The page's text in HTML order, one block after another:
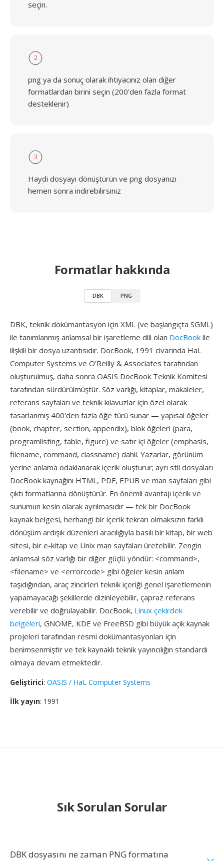
seçin.
2
png ya da sonuç olarak ihtiyacınız olan diğer
formatlardan birini seçin (200'den fazla format
desteklenir)
3
Haydi dosyayı dönüştürün ve png dosyanızı
hemen sonra indirebilirsiniz
Formatlar hakkında
DBK PNG
DBK, teknik dokümantasyon için XML (ve başlangıçta SGML)
ile tanımlanmış anlamsal bir işaretleme dili olan DocBook ile
ilişkili bir dosya uzantısıdır. DocBook, 1991 civarında HaL
Computer Systems ve O'Reilly & Associates tarafından
oluşturulmuş, daha sonra OASIS DocBook Teknik Komitesi
tarafından sürdürülmüştür. Söz varlığı, kitaplar, makaleler,
referans sayfaları ve teknik kılavuzlar için özel olarak
tasarlanmış 400'den fazla öğe türü sunar — yapısal öğeler
(book, chapter, section, appendix), blok öğeleri (para,
programlisting, table, figure) ve satır içi öğeler (emphasis,
filename, command, classname) dahil. Yazarlar, görünüm
yerine anlama odaklanarak içerik oluşturur; ayrı stil dosyaları
DocBook kaynağını HTML, PDF, EPUB ve man sayfaları gibi
çıktı formatlarına dönüştürür. En önemli avantajı içerik ve
sunumun kesin olarak ayrılmasıdır — tek bir DocBook
kaynak belgesi, herhangi bir içerik tekrarı olmaksızın farklı
dönüşüm ardışık düzenleri aracılığıyla basılı bir kitap, bir web
sitesi, bir e-kitap ve Unix man sayfaları üretebilir. Zengin
anlamsal söz varlığı bir diğer güçlü yöndür: <command>,
<filename> ve <errorcode> gibi öğeler kesin anlam
taşıdığından, araç zincirleri teknik içeriği genel işaretlemenin
yapamayacağı şekillerde dizinleyebilir, çapraz referans
verebilir ve doğrulayabilir. DocBook, Linux çekirdek
belgeleri, GNOME, KDE ve FreeBSD gibi büyük açık kaynak
projeleri tarafından resmi dokümantasyonları için
benimsenmiştir ve tek kaynaklı teknik yayıncılığın standardı
olmaya devam etmektedir.
Geliştirici: OASIS / HaL Computer Systems
İlk yayın: 1991
Sık Sorulan Sorular
DBK dosyasını ne zaman PNG formatına